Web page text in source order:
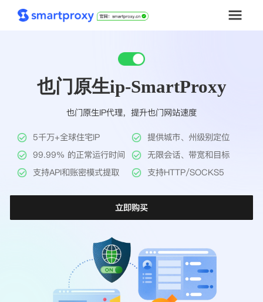
套餐购买
工具
帮助中心
也门原生ip-SmartProxy
也门原生IP代理，提升也门网站速度
5千万+全球住宅IP
提供城市、州级别定位
99.99% 的正常运行时间
无限会话、带宽和目标
支持API和账密模式提取
支持HTTP/SOCKS5
立即购买